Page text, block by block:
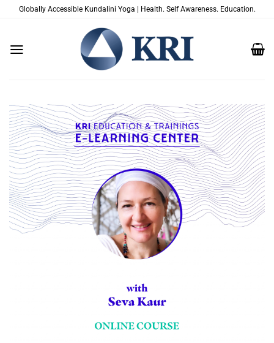
ZumGlobally Accessible Kundalini Yoga | Health. Self Awareness. Education.